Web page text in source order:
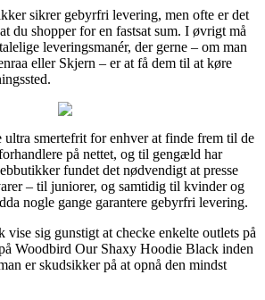
sikrer gebyrfri levering, men ofte er det
du shopper for en fastsat sum. I øvrigt må
leveringsmanér, der gerne – om man
eller Skjern – er at få dem til at køre
smertefrit for enhver at finde frem til de
på nettet, og til gengæld har
fundet det nødvendigt at presse
– til juniorer, og samtidig til kvinder og
nogle gange garantere gebyrfri levering.
sig gunstigt at checke enkelte outlets på
Woodbird Our Shaxy Hoodie Black inden
er skudsikker på at opnå den mindst